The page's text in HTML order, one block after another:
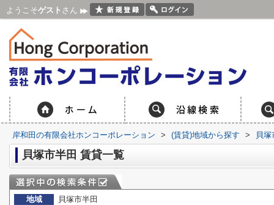
ようこそゲスト さん
岸和田の有限会社ホンコーポレーション > (賃貸)地域から探す > 貝塚
貝塚市半田 賃貸一覧
地域
貝塚市半田